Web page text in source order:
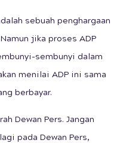
sebuah penghargaan
jika proses ADP
sembunyi dalam
menilai ADP ini sama
berbayar.
Dewan Pers. Jangan
pada Dewan Pers,